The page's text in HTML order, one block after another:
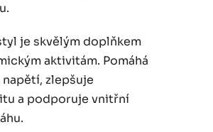
je skvělým doplňkem
aktivitám. Pomáhá
zlepšuje
a podporuje vnitřní